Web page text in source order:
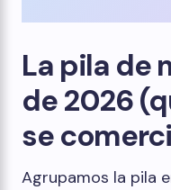
La pila de
de 2026
se
Agrupamos la pila